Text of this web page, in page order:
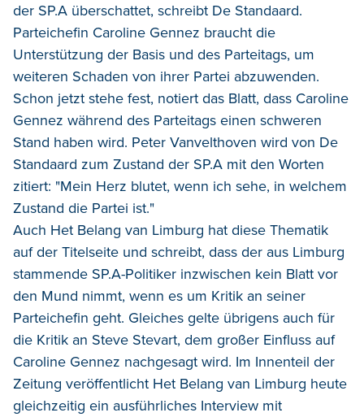
der SP.A überschattet, schreibt De Standaard.
Parteichefin Caroline Gennez braucht die
Unterstützung der Basis und des Parteitags, um
weiteren Schaden von ihrer Partei abzuwenden.
Schon jetzt stehe fest, notiert das Blatt, dass Caroline
Gennez während des Parteitags einen schweren
Stand haben wird. Peter Vanvelthoven wird von De
Standaard zum Zustand der SP.A mit den Worten
zitiert: "Mein Herz blutet, wenn ich sehe, in welchem
Zustand die Partei ist."
Auch Het Belang van Limburg hat diese Thematik
auf der Titelseite und schreibt, dass der aus Limburg
stammende SP.A-Politiker inzwischen kein Blatt vor
den Mund nimmt, wenn es um Kritik an seiner
Parteichefin geht. Gleiches gelte übrigens auch für
die Kritik an Steve Stevart, dem großer Einfluss auf
Caroline Gennez nachgesagt wird. Im Innenteil der
Zeitung veröffentlicht Het Belang van Limburg heute
gleichzeitig ein ausführliches Interview mit